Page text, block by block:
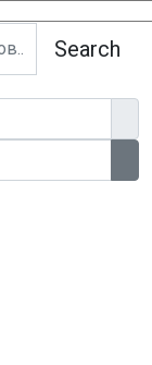
Search